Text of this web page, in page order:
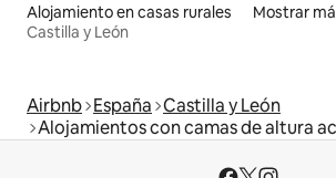
Alojamiento en casas rurales
Castilla y León
Mostrar
Airbnb España Castilla y León
Alojamientos con camas de altura